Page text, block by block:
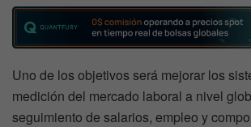
Uno de los objetivos será mejorar los
medición del mercado laboral a nivel
seguimiento de salarios, empleo y